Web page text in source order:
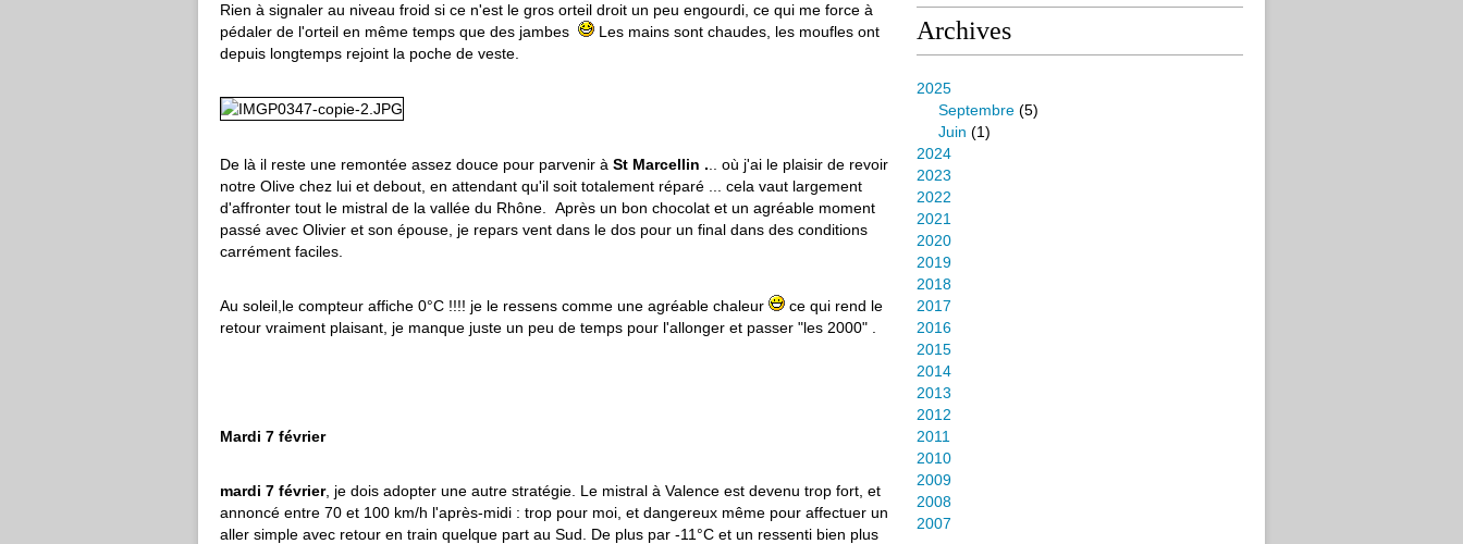
Rien à signaler au niveau froid si ce n'est le gros orteil droit un peu engourdi, ce qui me force à
pédaler de l'orteil en même temps que des jambes
Les mains sont chaudes, les moufles ont
depuis longtemps rejoint la poche de veste.
De là il reste une remontée assez douce pour parvenir à St Marcellin . .. où j'ai le plaisir de revoir
notre Olive chez lui et debout, en attendant qu'il soit totalement réparé ... cela vaut largement
d'affronter tout le mistral de la vallée du Rhône. Après un bon chocolat et un agréable moment
passé avec Olivier et son épouse, je repars vent dans le dos pour un final dans des conditions
carrément faciles.
Au soleil,le compteur affiche 0°C !!!! je le ressens comme une agréable chaleur
ce qui rend le
retour vraiment plaisant, je manque juste un peu de temps pour l'allonger et passer "les 2000" .
Mardi 7 février
mardi 7 février, je dois adopter une autre stratégie. Le mistral à Valence est devenu trop fort, et
annoncé entre 70 et 100 km/h l'après-midi : trop pour moi, et dangereux même pour affectuer un
aller simple avec retour en train quelque part au Sud. De plus par -11°C et un ressenti bien plus
Archives
2025
Septembre (5)
Juin (1)
2024
2023
2022
2021
2020
2019
2018
2017
2016
2015
2014
2013
2012
2011
2010
2009
2008
2007